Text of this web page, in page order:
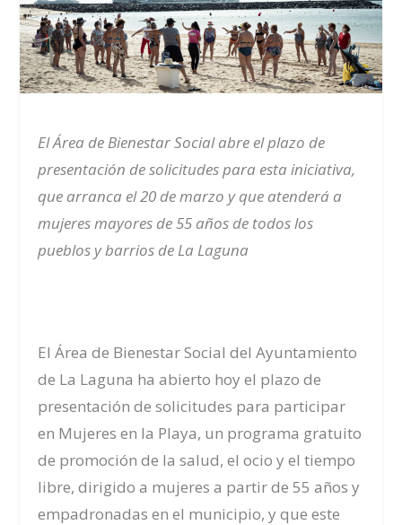
El Área de Bienestar Social abre el plazo de
presentación de solicitudes para esta iniciativa,
que arranca el 20 de marzo y que atenderá a
mujeres mayores de 55 años de todos los
pueblos y barrios de La Laguna
El Área de Bienestar Social del Ayuntamiento
de La Laguna ha abierto hoy el plazo de
presentación de solicitudes para participar
en Mujeres en la Playa, un programa gratuito
de promoción de la salud, el ocio y el tiempo
libre, dirigido a mujeres a partir de 55 años y
empadronadas en el municipio, y que este